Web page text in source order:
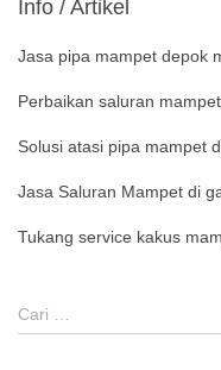
Info / Artikel
Jasa pipa mampet depok
Perbaikan saluran
Solusi atasi pipa mampet
Jasa Saluran Mampet di
Tukang service kakus
Cari …